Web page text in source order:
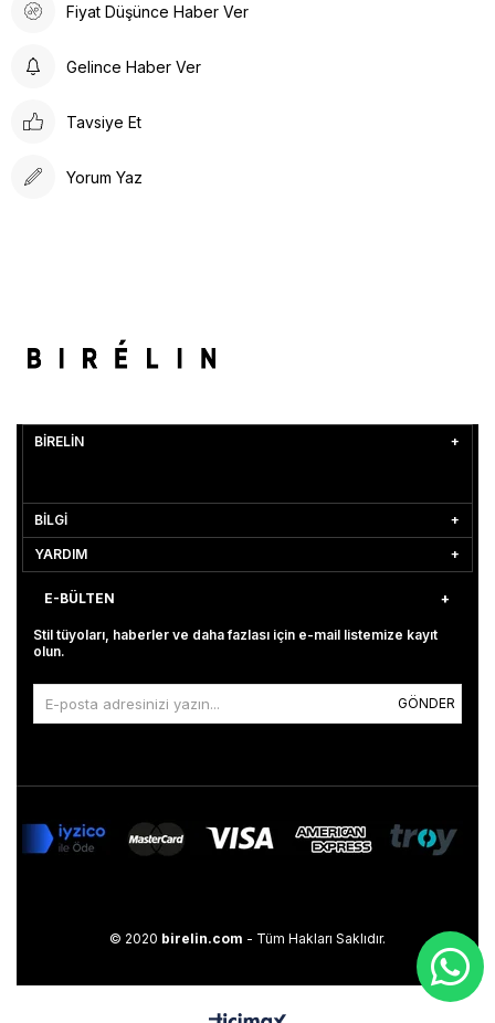
Fiyat Düşünce Haber Ver
Gelince Haber Ver
Tavsiye Et
Yorum Yaz
BİRELİN
BİLGİ
YARDIM
E-BÜLTEN
Stil tüyoları, haberler ve daha fazlası için e-mail listemize kayıt
olun.
GÖNDER
© 2020 birelin.com - Tüm Hakları Saklıdır.